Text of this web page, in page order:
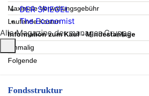
Maximale Verwaltungsgebühr
Laufende Kosten
Information zum Kauf - Mindestanlage
Einmalig
Folgende
Fondsstruktur
DER SPIEGEL
The Economist
Alle Magazine der manager-Gruppe